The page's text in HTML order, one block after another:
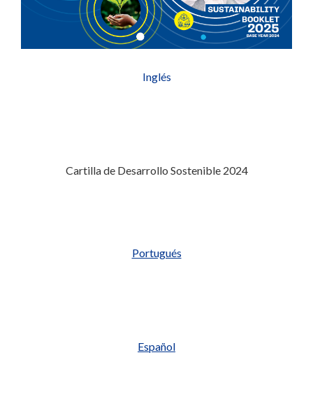
Inglés
Cartilla de Desarrollo Sostenible 2024
Portugués
Español